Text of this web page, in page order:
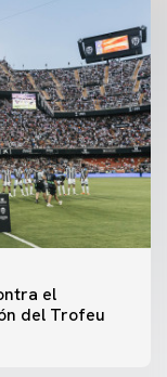
el
del Trofeu